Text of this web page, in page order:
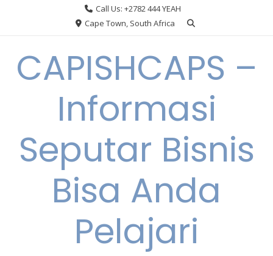
Call Us: +2782 444 YEAH
Cape Town, South Africa
CAPISHCAPS –
Informasi
Seputar Bisnis
Bisa Anda
Pelajari